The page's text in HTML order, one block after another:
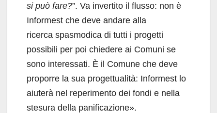
si può fare?”. Va invertito il flusso: non è
Informest che deve andare alla
ricerca spasmodica di tutti i progetti
possibili per poi chiedere ai Comuni se
sono interessati. È il Comune che deve
proporre la sua progettualità: Informest lo
aiuterà nel reperimento dei fondi e nella
stesura della panificazione».